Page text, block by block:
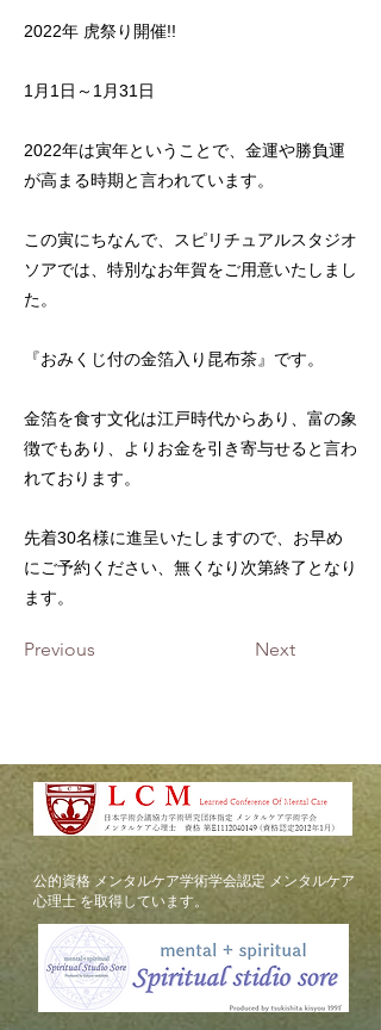
2022年 虎祭り開催!!
1月1日～1月31日
2022年は寅年ということで、金運や勝負運
が高まる時期と言われています。
この寅にちなんで、スピリチュアルスタジオ
ソアでは、特別なお年賀をご用意いたしまし
た。
『おみくじ付の金箔入り昆布茶』です。
金箔を食す文化は江戸時代からあり、富の象
徴でもあり、よりお金を引き寄与せると言わ
れております。
先着30名様に進呈いたしますので、お早め
にご予約ください、無くなり次第終了となり
ます。
Previous Next
​公的資格 メンタルケア学術学会認定 メンタルケア
心理士 を取得しています。